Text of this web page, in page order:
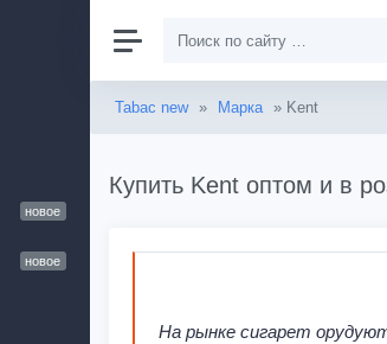
новое
новое
Tabac new » Марка » Kent
Купить Kent оптом и в
На рынке сигарет